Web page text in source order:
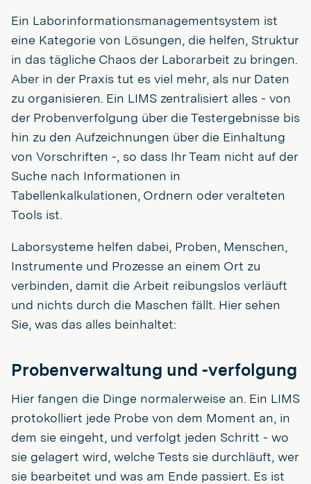
Ein Laborinformationsmanagementsystem ist
eine Kategorie von Lösungen, die helfen, Struktur
in das tägliche Chaos der Laborarbeit zu bringen.
Aber in der Praxis tut es viel mehr, als nur Daten
zu organisieren. Ein LIMS zentralisiert alles - von
der Probenverfolgung über die Testergebnisse bis
hin zu den Aufzeichnungen über die Einhaltung
von Vorschriften -, so dass Ihr Team nicht auf der
Suche nach Informationen in
Tabellenkalkulationen, Ordnern oder veralteten
Tools ist.
Laborsysteme helfen dabei, Proben, Menschen,
Instrumente und Prozesse an einem Ort zu
verbinden, damit die Arbeit reibungslos verläuft
und nichts durch die Maschen fällt. Hier sehen
Sie, was das alles beinhaltet:
Probenverwaltung und -verfolgung
Hier fangen die Dinge normalerweise an. Ein LIMS
protokolliert jede Probe von dem Moment an, in
dem sie eingeht, und verfolgt jeden Schritt - wo
sie gelagert wird, welche Tests sie durchläuft, wer
sie bearbeitet und was am Ende passiert. Es ist